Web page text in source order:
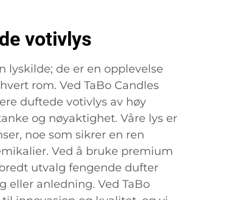
votivlys
lyskilde; de er en opplevelse
rom. Ved TaBo Candles
duftede votivlys av høy
og nøyaktighet. Våre lys er
noe som sikrer en ren
Ved å bruke premium
utvalg fengende dufter
eller anledning. Ved TaBo